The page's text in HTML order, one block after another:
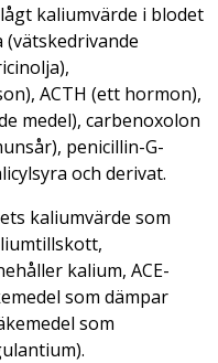
kaliumvärde i blodet
ACTH (ett hormon),
medel), carbenoxolon
penicillin-G-
och derivat.
kaliumvärde som
kalium, ACE-
som dämpar
som